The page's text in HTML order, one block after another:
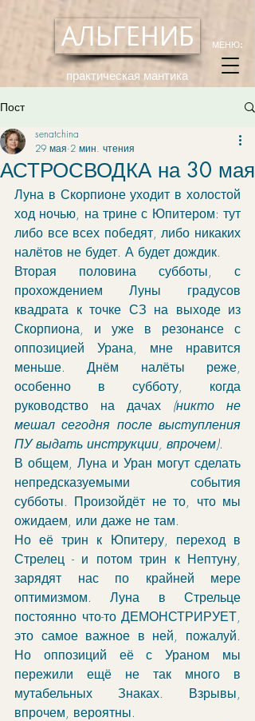
АЛЬГЕНИБ
практическая мантика
МЕНЮ:
Пост
АСТРОСВОДКА на 30 мая
senatchina
29 мая 2 мин. чтения
Луна в Скорпионе уходит в холостой
ход ночью, на трине с Юпитером: тут
либо все всех победят, либо никаких
налётов не будет. А будет дождик.
Вторая половина субботы, с
прохождением Луны градусов
квадрата к точке СЗ на выходе из
Скорпиона, и уже в резонансе с
оппозицией Урана, мне нравится
меньше. Днём налёты реже,
особенно в субботу, когда
руководство на дачах (никто не
мешал сегодня после выступления
ПУ выдать инструкции, впрочем).
В общем, Луна и Уран могут сделать
непредсказуемыми события
субботы. Произойдёт не то, что мы
ожидаем, или даже не там.
Но её трин к Юпитеру, переход в
Стрелец - и потом трин к Нептуну,
зарядят нас по крайней мере
оптимизмом. Луна в Стрельце
постоянно что-то ДЕМОНСТРИРУЕТ,
это самое важное в ней, пожалуй.
Но оппозиций её с Ураном мы
пережили ещё не так много в
мутабельных Знаках. Взрывы,
впрочем, вероятны.